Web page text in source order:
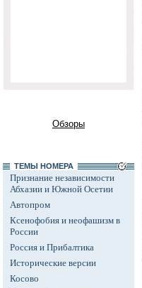
Обзоры
ТЕМЫ НОМЕРА
Признание независимости
Абхазии и Южной Осетии
Автопром
Ксенофобия и неофашизм в
России
Россия и Прибалтика
Исторические версии
Косово